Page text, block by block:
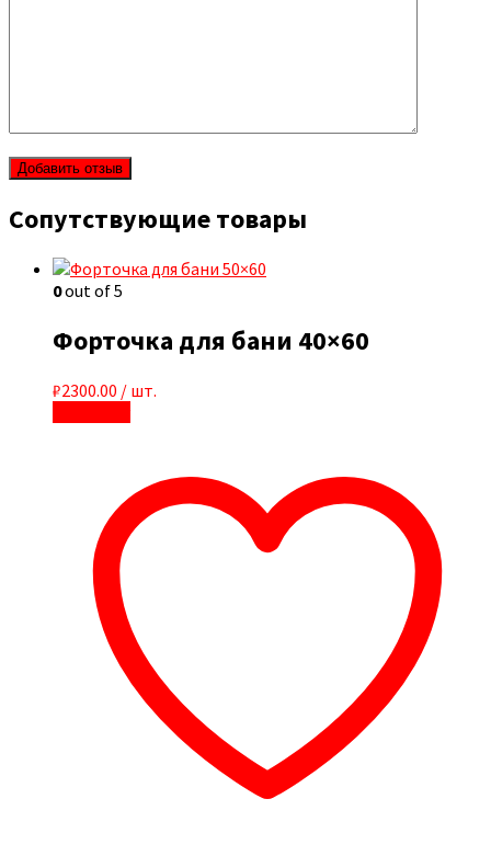
Сопутствующие товары
0out of 5
Форточка для бани 40×60
₽2300.00 / шт.